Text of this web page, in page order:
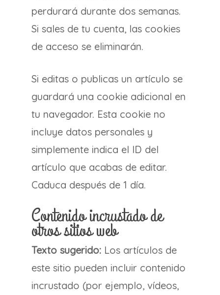
perdurará durante dos semanas.
Si sales de tu cuenta, las cookies
de acceso se eliminarán.
Si editas o publicas un artículo se
guardará una cookie adicional en
tu navegador. Esta cookie no
incluye datos personales y
simplemente indica el ID del
artículo que acabas de editar.
Caduca después de 1 día.
Contenido incrustado de
otros sitios web
Texto sugerido: Los artículos de
este sitio pueden incluir contenido
incrustado (por ejemplo, vídeos,